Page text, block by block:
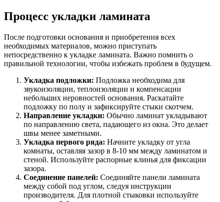
Процесс укладки ламината
После подготовки основания и приобретения всех
необходимых материалов, можно приступать
непосредственно к укладке ламината. Важно помнить о
правильной технологии, чтобы избежать проблем в будущем.
Укладка подложки: Подложка необходима для
звукоизоляции, теплоизоляции и компенсации
небольших неровностей основания. Раскатайте
подложку по полу и зафиксируйте стыки скотчем.
Направление укладки: Обычно ламинат укладывают
по направлению света, падающего из окна. Это делает
швы менее заметными.
Укладка первого ряда: Начните укладку от угла
комнаты, оставляя зазор в 8-10 мм между ламинатом и
стеной. Используйте распорные клинья для фиксации
зазора.
Соединение панелей: Соединяйте панели ламината
между собой под углом, следуя инструкции
производителя. Для плотной стыковки используйте